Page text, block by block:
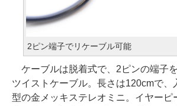
2ピン端子でリケーブル可能
ケーブルは脱着式で、2ピンの端子
ツイストケーブル。長さは120cmで、
型の金メッキステレオミニ。イヤーピ